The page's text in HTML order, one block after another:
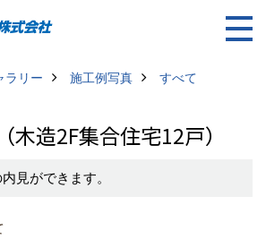
ラリー 施工例写真 すべて
木造2F集合住宅12戸）
見ができます。